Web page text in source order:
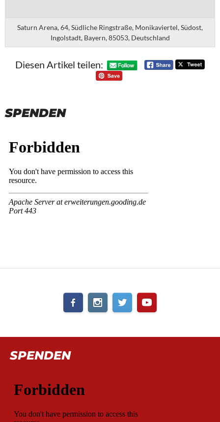
Saturn Arena, 64, Südliche Ringstraße, Monikaviertel, Südost,
Ingolstadt, Bayern, 85053, Deutschland
Diesen Artikel teilen:
SPENDEN
SPENDEN